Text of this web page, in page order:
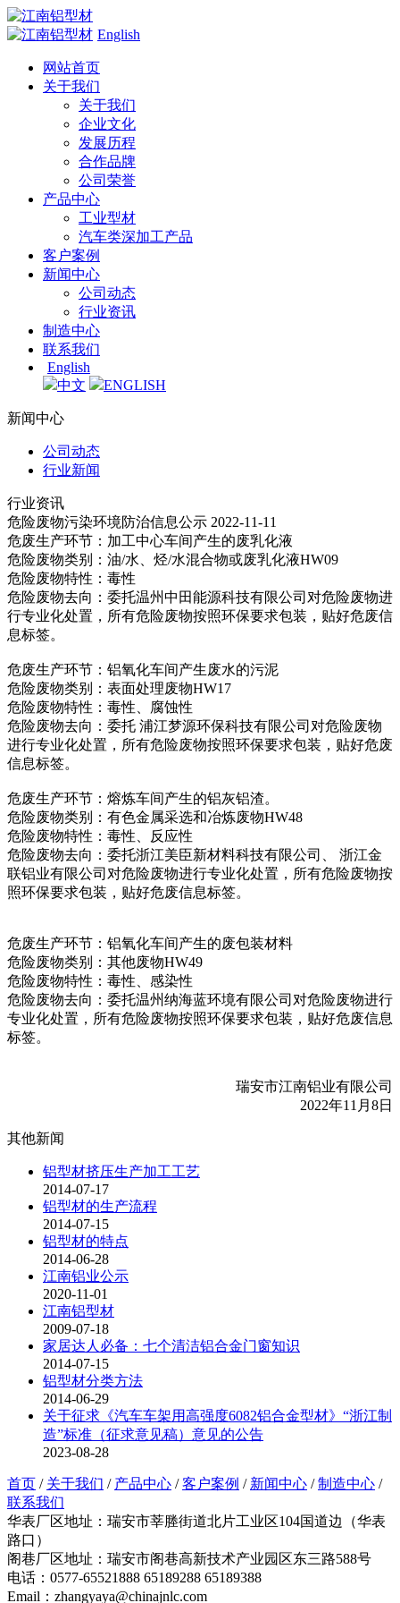
English
网站首页
关于我们
关于我们
企业文化
发展历程
合作品牌
公司荣誉
产品中心
工业型材
汽车类深加工产品
客户案例
新闻中心
公司动态
行业资讯
制造中心
联系我们
English
中文
ENGLISH
新闻中心
公司动态
行业新闻
行业资讯
危险废物污染环境防治信息公示 2022-11-11
危废生产环节：加工中心车间产生的废乳化液
危险废物类别：油/水、烃/水混合物或废乳化液HW09
危险废物特性：毒性
危险废物去向：委托温州中田能源科技有限公司对危险废物进
行专业化处置，所有危险废物按照环保要求包装，贴好危废信
息标签。
危废生产环节：铝氧化车间产生废水的污泥
危险废物类别：表面处理废物HW17
危险废物特性：毒性、腐蚀性
危险废物去向：委托 浦江梦源环保科技有限公司对危险废物
进行专业化处置，所有危险废物按照环保要求包装，贴好危废
信息标签。
危废生产环节：熔炼车间产生的铝灰铝渣。
危险废物类别：有色金属采选和冶炼废物HW48
危险废物特性：毒性、反应性
危险废物去向：委托浙江美臣新材料科技有限公司、 浙江金
联铝业有限公司对危险废物进行专业化处置，所有危险废物按
照环保要求包装，贴好危废信息标签。
危废生产环节：铝氧化车间产生的废包装材料
危险废物类别：其他废物HW49
危险废物特性：毒性、感染性
危险废物去向：委托温州纳海蓝环境有限公司对危险废物进行
专业化处置，所有危险废物按照环保要求包装，贴好危废信息
标签。
瑞安市江南铝业有限公司
2022年11月8日
其他新闻
铝型材挤压生产加工工艺
2014-07-17
铝型材的生产流程
2014-07-15
铝型材的特点
2014-06-28
江南铝业公示
2020-11-01
江南铝型材
2009-07-18
家居达人必备：七个清洁铝合金门窗知识
2014-07-15
铝型材分类方法
2014-06-29
关于征求《汽车车架用高强度6082铝合金型材》“浙江制
造”标准（征求意见稿）意见的公告
2023-08-28
首页 / 关于我们 / 产品中心 /客户案例 / 新闻中心 /制造中心 /
联系我们
华表厂区地址：瑞安市莘塍街道北片工业区104国道边（华表
路口）
阁巷厂区地址：瑞安市阁巷高新技术产业园区东三路588号
电话：0577-65521888 65189288 65189388
Email：zhangyaya@chinajnlc.com